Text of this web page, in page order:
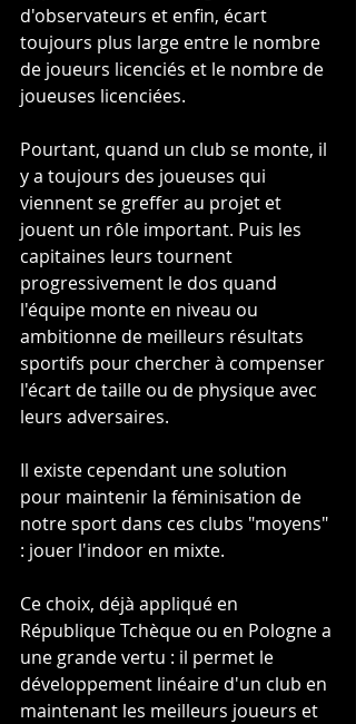
d'observateurs et enfin, écart
toujours plus large entre le nombre
de joueurs licenciés et le nombre de
joueuses licenciées.
Pourtant, quand un club se monte, il
y a toujours des joueuses qui
viennent se greffer au projet et
jouent un rôle important. Puis les
capitaines leurs tournent
progressivement le dos quand
l'équipe monte en niveau ou
ambitionne de meilleurs résultats
sportifs pour chercher à compenser
l'écart de taille ou de physique avec
leurs adversaires.
Il existe cependant une solution
pour maintenir la féminisation de
notre sport dans ces clubs "moyens"
: jouer l'indoor en mixte.
Ce choix, déjà appliqué en
République Tchèque ou en Pologne a
une grande vertu : il permet le
développement linéaire d'un club en
maintenant les meilleurs joueurs et